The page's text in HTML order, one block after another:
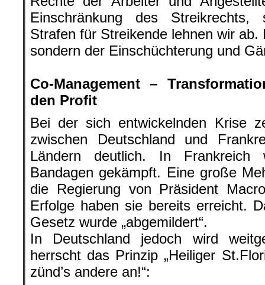
Einschränkung des Streikrechts,
Strafen für Streikende lehnen wir
sondern der Einschüchterung und
Co-Management –
den Profit
Bei der sich entwickelnden Krise
zwischen Deutschland und
Ländern deutlich. In
Bandagen gekämpft. Eine große
die Regierung von Präsident
Erfolge haben sie bereits erreicht.
Gesetz wurde „abgemildert“.
In Deutschland jedoch wird
herrscht das Prinzip „Heiliger
zünd’s andere an!“: